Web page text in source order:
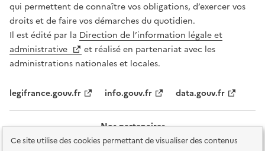
Ce site utilise des cookies permettant de visualiser des contenus
qui permettent de connaître vos obligations, d’exercer vos
droits et de faire vos démarches du quotidien.
Il est édité par la Direction de l’information légale et
administrative
et réalisé en partenariat avec les
administrations nationales et locales.
legifrance.gouv.fr info.gouv.fr data.gouv.fr
Nos partenaires